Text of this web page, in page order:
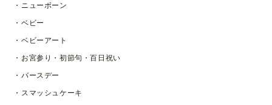
・ニューボーン
・ベビー
・ベビーアート
・お宮参り・初節句・百日祝い
・バースデー
・スマッシュケーキ